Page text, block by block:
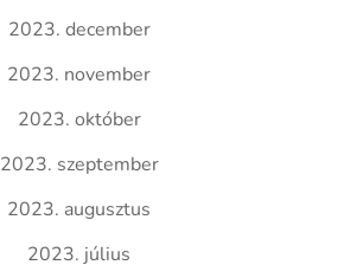
2023. december
2023. november
2023. október
2023. szeptember
2023. augusztus
2023. július